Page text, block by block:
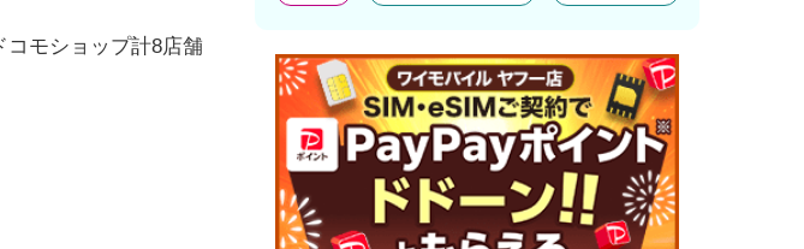
モショップ計8店舗